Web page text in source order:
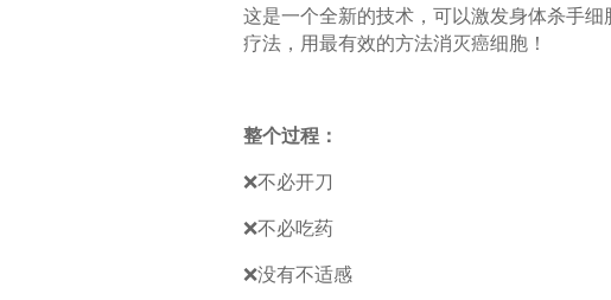
这是一个全新的技术，可以激发身体杀手
疗法，用最有效的方法消灭癌细胞！
整个过程：
❌不必开刀
❌不必吃药
❌没有不适感